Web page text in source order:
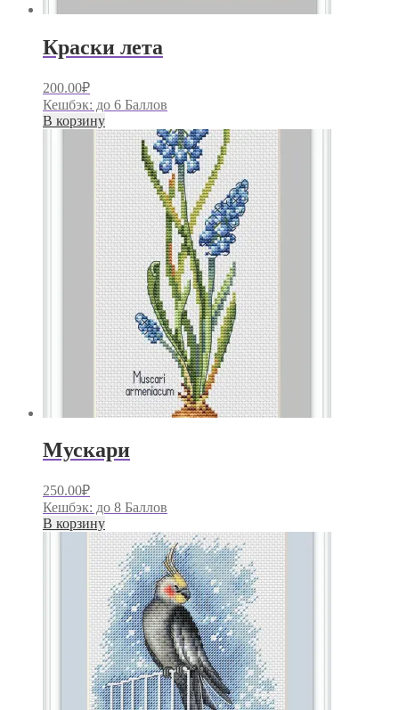
Краски лета
200.00₽
Кешбэк: до 6 Баллов
В корзину
Мускари
250.00₽
Кешбэк: до 8 Баллов
В корзину